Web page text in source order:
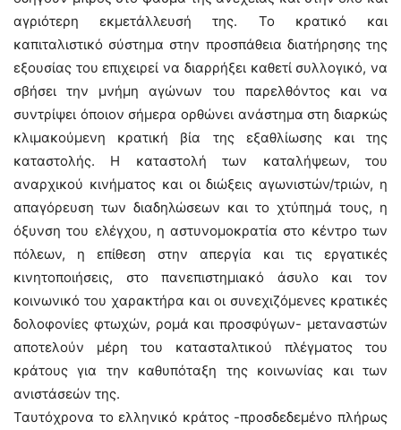
αγριότερη εκμετάλλευσή της. Το κρατικό και
καπιταλιστικό σύστημα στην προσπάθεια διατήρησης της
εξουσίας του επιχειρεί να διαρρήξει καθετί συλλογικό, να
σβήσει την μνήμη αγώνων του παρελθόντος και να
συντρίψει όποιον σήμερα ορθώνει ανάστημα στη διαρκώς
κλιμακούμενη κρατική βία της εξαθλίωσης και της
καταστολής. Η καταστολή των καταλήψεων, του
αναρχικού κινήματος και οι διώξεις αγωνιστών/τριών, η
απαγόρευση των διαδηλώσεων και το χτύπημά τους, η
όξυνση του ελέγχου, η αστυνομοκρατία στο κέντρο των
πόλεων, η επίθεση στην απεργία και τις εργατικές
κινητοποιήσεις, στο πανεπιστημιακό άσυλο και τον
κοινωνικό του χαρακτήρα και οι συνεχιζόμενες κρατικές
δολοφονίες φτωχών, ρομά και προσφύγων- μεταναστών
αποτελούν μέρη του κατασταλτικού πλέγματος του
κράτους για την καθυπόταξη της κοινωνίας και των
ανιστάσεών της.
Ταυτόχρονα το ελληνικό κράτος -προσδεδεμένο πλήρως